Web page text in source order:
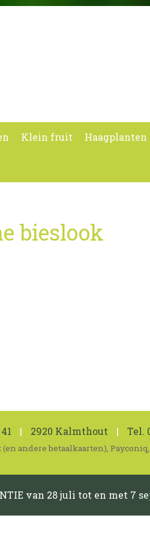
Klein fruit Haagplanten
bieslook
| 2920 Kalmthout | Tel.
andere betaalkaarten),
van 28 juli tot en met 7